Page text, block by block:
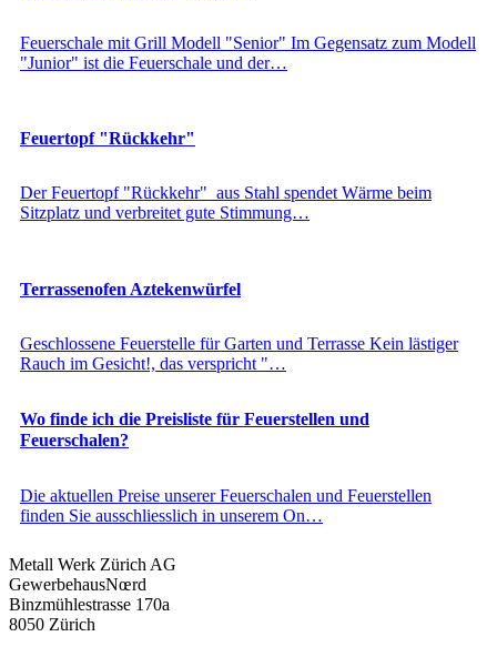
Feuerschale mit Grill Modell "Senior" Im Gegensatz zum Modell
"Junior" ist die Feuerschale und der…
Feuertopf "Rückkehr"
Der Feuertopf "Rückkehr" aus Stahl spendet Wärme beim
Sitzplatz und verbreitet gute Stimmung…
Terrassenofen Aztekenwürfel
Geschlossene Feuerstelle für Garten und Terrasse Kein lästiger
Rauch im Gesicht!, das verspricht "…
Wo finde ich die Preisliste für Feuerstellen und
Feuerschalen?
Die aktuellen Preise unserer Feuerschalen und Feuerstellen
finden Sie ausschliesslich in unserem On…
Metall Werk Zürich AG
GewerbehausNœrd
Binzmühlestrasse 170a
8050 Zürich